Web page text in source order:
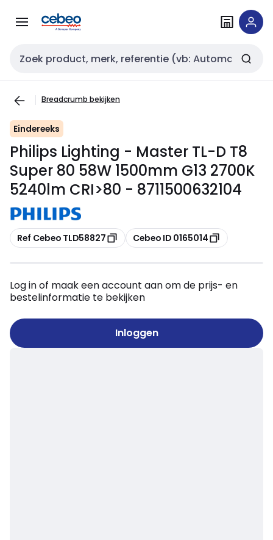
naar
naar
Zoekveld invoer
Breadcrumb bekijken
Eindereeks
Philips Lighting - Master TL-D T8
Super 80 58W 1500mm G13 2700K
5240lm CRI>80 - 8711500632104
Kopiëren
Ref Cebeo TLD58827 Kopiëren
Cebeo ID 0165014
Log in of maak een account aan om de prijs- en
bestelinformatie te bekijken
Inloggen